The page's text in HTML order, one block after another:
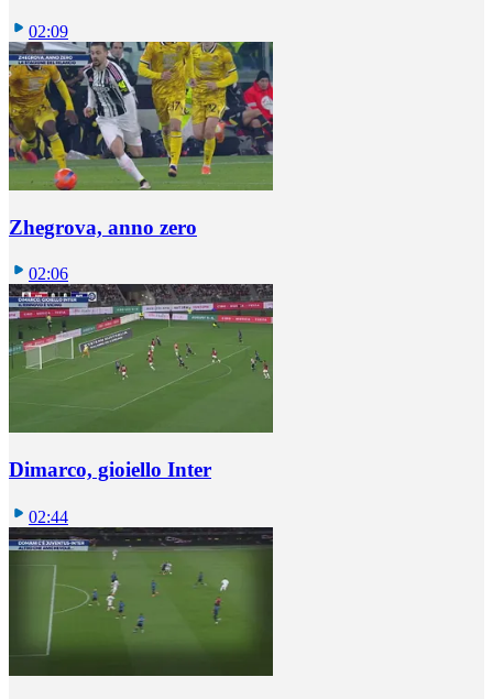
02:09
Zhegrova, anno zero
02:06
Dimarco, gioiello Inter
02:44